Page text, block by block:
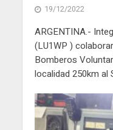
19/12/2022
ARGENTINA.-
(LU1WP )
Bomberos
localidad 250km al